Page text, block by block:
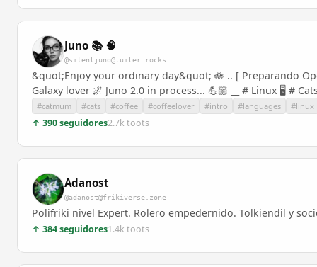
Juno 📚 🧠
@silentjuno@tuiter.rocks
&quot;Enjoy your ordinary day&quot; 🪷 .. [ Preparando
Galaxy lover 🌌 Juno 2.0 in process... 💪🏼 __ # Linux 🖥️ #
#catmum #cats #coffee #coffeelover #intro #languages #linux
↑ 390 seguidores2.7k toots
Adanost
@adanost@frikiverse.zone
Polifriki nivel Expert. Rolero empedernido. Tolkiendil y
↑ 384 seguidores1.4k toots